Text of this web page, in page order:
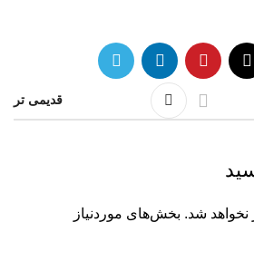
قدیمی تر
نخواهد شد. بخش‌های موردنیاز